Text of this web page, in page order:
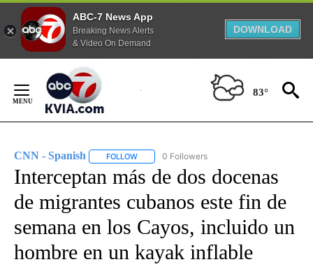
ABC-7 News App
Breaking News Alerts
& Video On Demand
DOWNLOAD
Content
83°
CNN - Spanish FOLLOW FOLLOW "CNN - SPANISH" TO RECEIVE
0 Followers
Interceptan más de dos docenas
de migrantes cubanos este fin de
semana en los Cayos, incluido un
hombre en un kayak inflable